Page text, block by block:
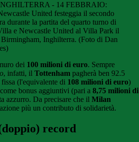
- 14 FEBBRAIO:
United festeggia il secondo
durante la partita del quarto turno di
e Newcastle United al Villa Park il
Inghilterra. (Foto di Dan
dei 100 milioni di euro. Sempre
, infatti, il Tottenham pagherà ben 92.5
(l'equivalente di 108 milioni di euro)
bonus aggiuntivi (pari a 8,75 milioni di
azzurro. Da precisare che il Milan
più un contributo di solidarietà.
record